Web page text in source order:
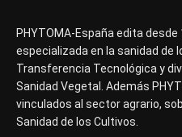
PHYTOMA-España edita
especializada en la sanidad de
Transferencia Tecnológica y
Sanidad Vegetal. Además
vinculados al sector agrario,
Sanidad de los Cultivos.